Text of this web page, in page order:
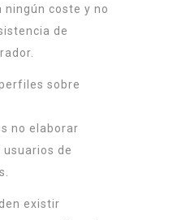
ningún coste y no
de
sobre
no elaborar
de
existir